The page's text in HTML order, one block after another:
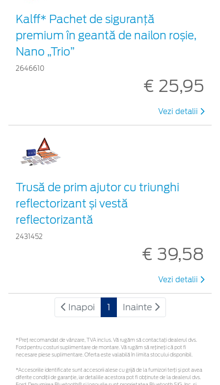
Kalff* Pachet de siguranţă
premium în geantă de nailon roșie,
Nano „Trio”
2646610
€ 25,95
Vezi detalii
Trusă de prim ajutor cu triunghi
reflectorizant și vestă
reflectorizantă
2431452
€ 39,58
Vezi detalii
Inapoi 1 Inainte
*Preţ recomandat de vânzare, TVA inclus. Vă rugăm să contactaţi dealerul dvs.
Ford pentru costuri suplimentare de montare. Vă rugăm să rețineți că pot fi
necesare piese suplimentare. Oferta este valabilă în limita stocului disponibil.
*Accesoriile identificate sunt accesorii alese cu grijă de la furnizori terți și pot avea
diferite condiții de garanție, iar detaliile acestora pot fi obținute de la dealerul dvs.